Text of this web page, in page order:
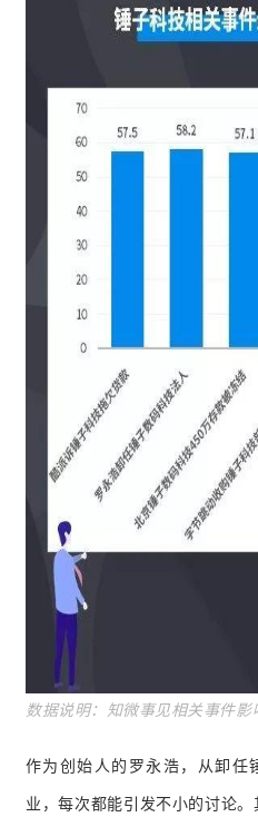
数据说明：知微事见相关事件影
作为创始人的罗永浩， 从卸任
业，每次都能引发不小的讨论